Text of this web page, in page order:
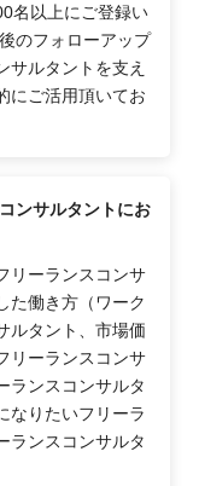
名以上にご登録い
のフォローアップ
サルタントを支え
にご活用頂いてお
ンサルタントにお
リーランスコンサ
た働き方（ワーク
ルタント、市場価
リーランスコンサ
ランスコンサルタ
なりたいフリーラ
ランスコンサルタ